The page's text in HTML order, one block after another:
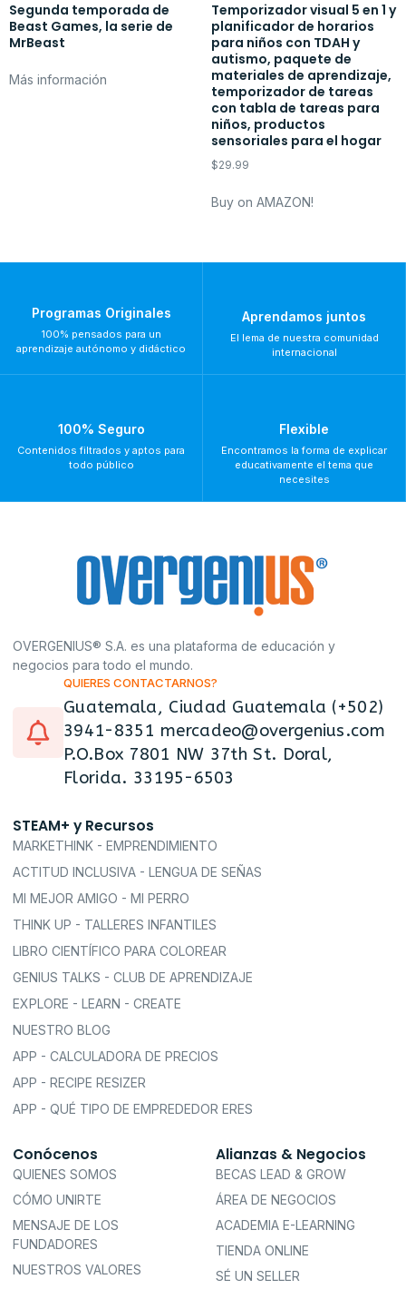
Segunda temporada de
Beast Games, la serie de
MrBeast
Más información
Temporizador visual 5 en 1 y
planificador de horarios
para niños con TDAH y
autismo, paquete de
materiales de aprendizaje,
temporizador de tareas
con tabla de tareas para
niños, productos
sensoriales para el hogar
$29.99
Buy on AMAZON!
Programas Originales
100% pensados para un
aprendizaje autónomo y didáctico
Aprendamos juntos
El lema de nuestra comunidad
internacional
100% Seguro
Contenidos filtrados y aptos para
todo público
Flexible
Encontramos la forma de explicar
educativamente el tema que
necesites
OVERGENIUS® S.A. es una plataforma de educación y
negocios para todo el mundo.
QUIERES CONTACTARNOS?
Guatemala, Ciudad Guatemala (+502)
3941-8351 mercadeo@overgenius.com
P.O.Box 7801 NW 37th St. Doral,
Florida. 33195-6503
STEAM+ y Recursos
MARKETHINK - EMPRENDIMIENTO
ACTITUD INCLUSIVA - LENGUA DE SEÑAS
MI MEJOR AMIGO - MI PERRO
THINK UP - TALLERES INFANTILES
LIBRO CIENTÍFICO PARA COLOREAR
GENIUS TALKS - CLUB DE APRENDIZAJE
EXPLORE - LEARN - CREATE
NUESTRO BLOG
APP - CALCULADORA DE PRECIOS
APP - RECIPE RESIZER
APP - QUÉ TIPO DE EMPREDEDOR ERES
Conócenos
QUIENES SOMOS
CÓMO UNIRTE
MENSAJE DE LOS
FUNDADORES
NUESTROS VALORES
Alianzas & Negocios
BECAS LEAD & GROW
ÁREA DE NEGOCIOS
ACADEMIA E-LEARNING
TIENDA ONLINE
SÉ UN SELLER